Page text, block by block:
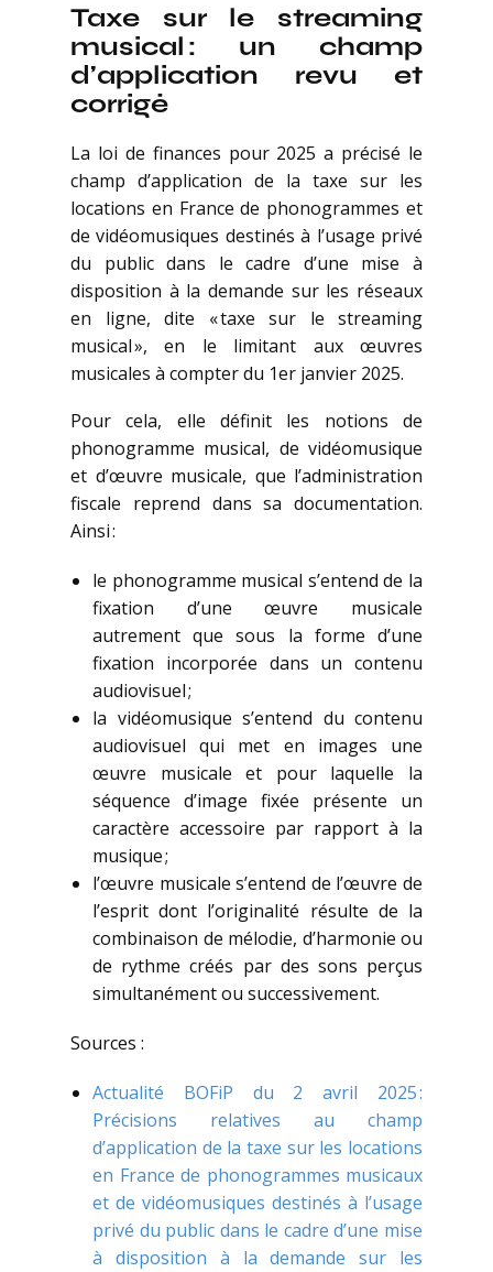
Taxe sur le streaming
musical : un champ
d’application revu et
corrigé
La loi de finances pour 2025 a précisé le
champ d’application de la taxe sur les
locations en France de phonogrammes et
de vidéomusiques destinés à l’usage privé
du public dans le cadre d’une mise à
disposition à la demande sur les réseaux
en ligne, dite « taxe sur le streaming
musical », en le limitant aux œuvres
musicales à compter du 1er janvier 2025.
Pour cela, elle définit les notions de
phonogramme musical, de vidéomusique
et d’œuvre musicale, que l’administration
fiscale reprend dans sa documentation.
Ainsi :
le phonogramme musical s’entend de la
fixation d’une œuvre musicale
autrement que sous la forme d’une
fixation incorporée dans un contenu
audiovisuel ;
la vidéomusique s’entend du contenu
audiovisuel qui met en images une
œuvre musicale et pour laquelle la
séquence d’image fixée présente un
caractère accessoire par rapport à la
musique ;
l’œuvre musicale s’entend de l’œuvre de
l’esprit dont l’originalité résulte de la
combinaison de mélodie, d’harmonie ou
de rythme créés par des sons perçus
simultanément ou successivement.
Sources :
Actualité BOFiP du 2 avril 2025 :
Précisions relatives au champ
d’application de la taxe sur les locations
en France de phonogrammes musicaux
et de vidéomusiques destinés à l’usage
privé du public dans le cadre d’une mise
à disposition à la demande sur les